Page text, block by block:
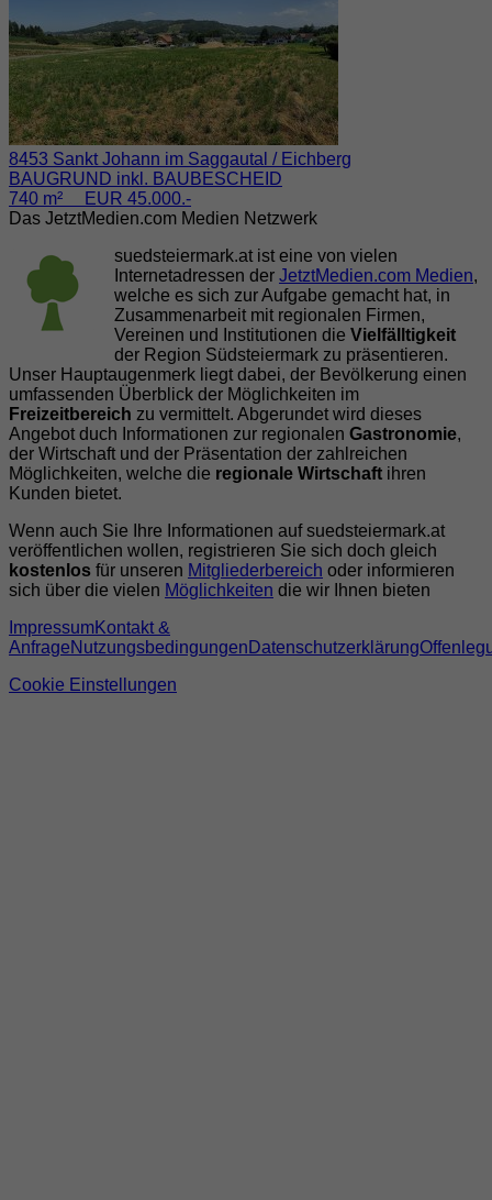
8453 Sankt Johann im Saggautal / Eichberg
BAUGRUND inkl. BAUBESCHEID
740 m² EUR 45.000.-
Das JetztMedien.com Medien Netzwerk
suedsteiermark.at ist eine von vielen
Internetadressen der JetztMedien.com Medien,
welche es sich zur Aufgabe gemacht hat, in
Zusammenarbeit mit regionalen Firmen,
Vereinen und Institutionen die Vielfälltigkeit
der Region Südsteiermark zu präsentieren.
Unser Hauptaugenmerk liegt dabei, der Bevölkerung einen
umfassenden Überblick der Möglichkeiten im
Freizeitbereich zu vermittelt. Abgerundet wird dieses
Angebot duch Informationen zur regionalen Gastronomie,
der Wirtschaft und der Präsentation der zahlreichen
Möglichkeiten, welche die regionale Wirtschaft ihren
Kunden bietet.
Wenn auch Sie Ihre Informationen auf suedsteiermark.at
veröffentlichen wollen, registrieren Sie sich doch gleich
kostenlos für unseren Mitgliederbereich oder informieren
sich über die vielen Möglichkeiten die wir Ihnen bieten
ImpressumKontakt &
AnfrageNutzungsbedingungen Datenschutzerklärung
Cookie Einstellungen